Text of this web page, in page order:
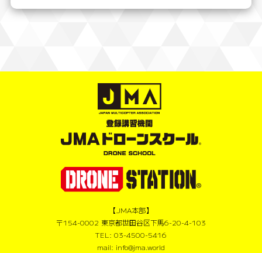
【JMA本部】
〒154-0002 東京都世田谷区下馬6-20-4-103
TEL: 03-4500-5416
mail: info@jma.world